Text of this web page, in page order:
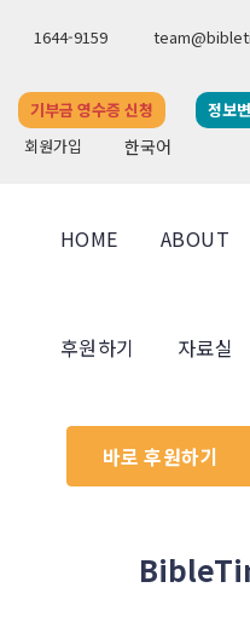
1644-9159
기부금 영수증 신청 정보
회원가입
한국어
HOME ABOUT
후원하기 자료실
바로 후원하기